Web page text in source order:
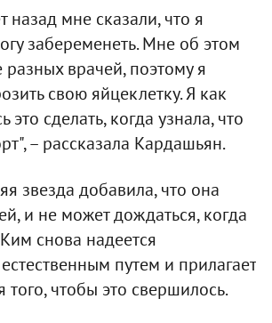
назад мне сказали, что я
забеременеть. Мне об этом
разных врачей, поэтому я
свою яйцеклетку. Я как
это сделать, когда узнала, что
– рассказала Кардашьян.
звезда добавила, что она
и не может дождаться, когда
снова надеется
путем и прилагает
того, чтобы это свершилось.